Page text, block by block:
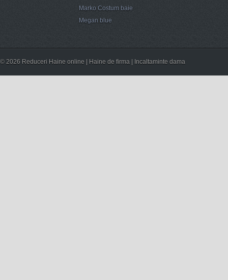
Marko Costum baie
Megan blue
© 2026 Reduceri Haine online | Haine de firma | Incaltaminte dama